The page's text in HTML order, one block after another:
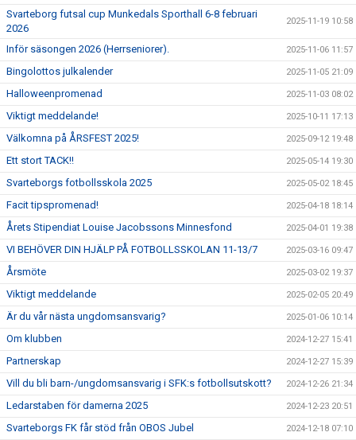
Svarteborg futsal cup Munkedals Sporthall 6-8 februari
2026
2025-11-19 10:58
Inför säsongen 2026 (Herrseniorer). 2025-11-06 11:57
Bingolottos julkalender 2025-11-05 21:09
Halloweenpromenad 2025-11-03 08:02
Viktigt meddelande! 2025-10-11 17:13
Välkomna på ÅRSFEST 2025! 2025-09-12 19:48
Ett stort TACK!! 2025-05-14 19:30
Svarteborgs fotbollsskola 2025 2025-05-02 18:45
Facit tipspromenad! 2025-04-18 18:14
Årets Stipendiat Louise Jacobssons Minnesfond 2025-04-01 19:38
VI BEHÖVER DIN HJÄLP PÅ FOTBOLLSSKOLAN 11-13/7 2025-03-16 09:47
Årsmöte 2025-03-02 19:37
Viktigt meddelande 2025-02-05 20:49
Är du vår nästa ungdomsansvarig? 2025-01-06 10:14
Om klubben 2024-12-27 15:41
Partnerskap 2024-12-27 15:39
Vill du bli barn-/ungdomsansvarig i SFK:s fotbollsutskott? 2024-12-26 21:34
Ledarstaben för damerna 2025 2024-12-23 20:51
Svarteborgs FK får stöd från OBOS Jubel 2024-12-18 07:10